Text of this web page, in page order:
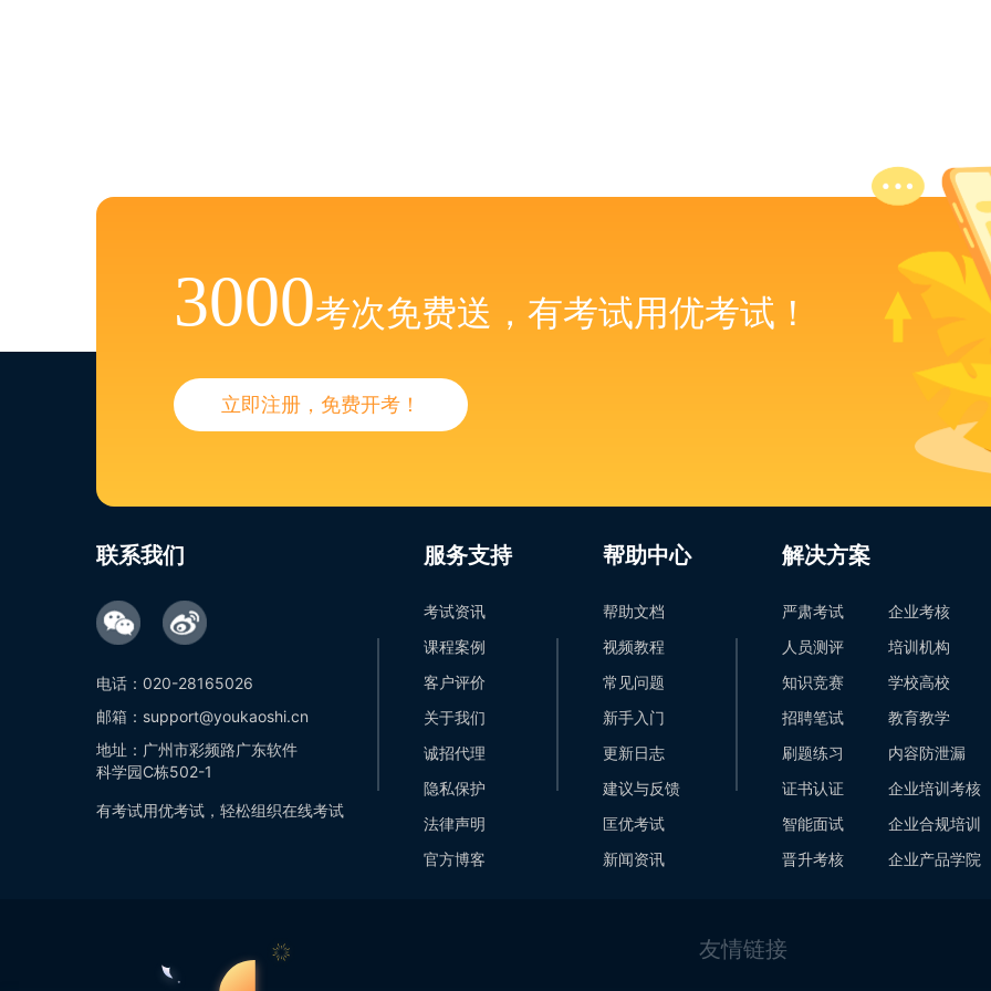
3000考次免费送，有考试用优考试！
立即注册，免费开考！
联系我们
电话：020-28165026
邮箱：support@youkaoshi.cn
地址：广州市彩频路广东软件
科学园C栋502-1
有考试用优考试，轻松组织在线考试
服务支持
考试资讯
课程案例
客户评价
关于我们
诚招代理
隐私保护
法律声明
官方博客
帮助中心
帮助文档
视频教程
常见问题
新手入门
更新日志
建议与反馈
匡优考试
新闻资讯
解决方案
严肃考试
人员测评
知识竞赛
招聘笔试
刷题练习
证书认证
智能面试
晋升考核
企业考核
培训机构
学校高校
教育教学
内容防泄漏
企业培训考核
企业合规培训
企业产品学院
友情链接